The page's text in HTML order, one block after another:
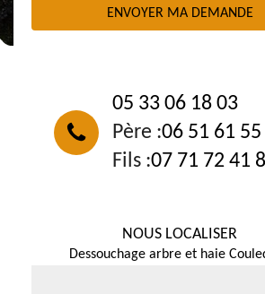
05 33 06 18 03
Père :06 51 61
Fils :07 71 72 41
NOUS LOCALISER
Dessouchage arbre et haie